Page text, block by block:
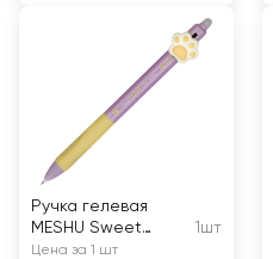
Ручка гелевая
MESHU Sweet
paws, стираемая
1шт
Цена за 1 шт